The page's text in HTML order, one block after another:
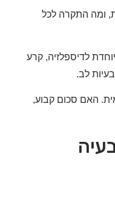
לכל
קרע
קבוע,